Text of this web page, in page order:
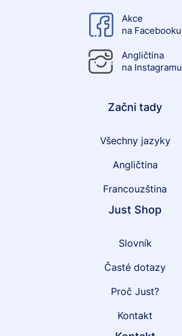
Akce
na Facebooku
Angličtina
na Instagramu
Začni tady
Všechny jazyky
Angličtina
Francouzština
Just Shop
Slovník
Časté dotazy
Proč Just?
Kontakt